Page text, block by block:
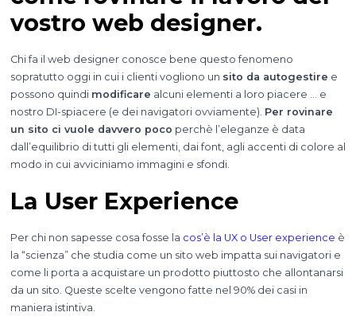
vostro web designer.
Chi fa il web designer conosce bene questo fenomeno
sopratutto oggi in cui i clienti vogliono un sito da autogestire e
possono quindi modificare alcuni elementi a loro piacere … e
nostro DI-spiacere (e dei navigatori ovviamente). Per rovinare
un sito ci vuole davvero poco perchè l’eleganze è data
dall’equilibrio di tutti gli elementi, dai font, agli accenti di colore al
modo in cui avviciniamo immagini e sfondi.
La User Experience
Per chi non sapesse cosa fosse la cos’è la UX o User experience è
la “scienza” che studia come un sito web impatta sui navigatori e
come li porta a acquistare un prodotto piuttosto che allontanarsi
da un sito. Queste scelte vengono fatte nel 90% dei casi in
maniera istintiva.